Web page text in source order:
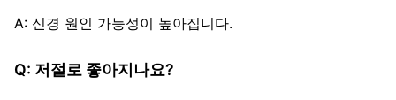
A: 신경 원인 가능성이 높아집니다.
Q: 저절로 좋아지나요?